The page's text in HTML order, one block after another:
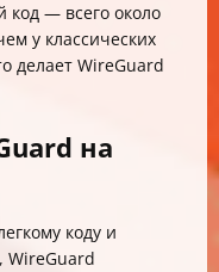
— всего около
у классических
делает WireGuard
на
коду и
WireGuard